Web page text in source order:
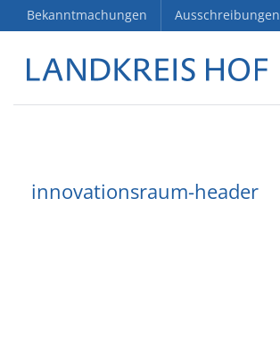
Bekanntmachungen Ausschreibungen
innovationsraum-header